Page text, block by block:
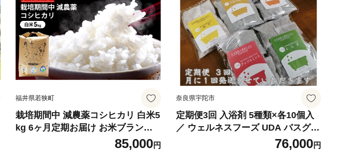
ャンプ BBQ 宮崎県産 母の日 父の
日 プレゼント ギフト 贈り物 3ヶ月
セット
福井県若狭町
栽培期間中 減農薬コシヒカリ 白米5
kg 6ヶ月定期お届け お米ブランド
米 精米 ご飯 おにぎり お弁当 和食
福井県認証特別栽培米 粘り 香り 旨
85,000円
奈良県宇陀市
定期便3回 入浴剤 5種類×各10個入
／ ウェルネスフーズ UDA バスグッ
ズ 無添加 有機栽培 肌荒れ改善 疲労
回復 薬草 ハーブ 大和当帰葉 よもぎ
76,000円